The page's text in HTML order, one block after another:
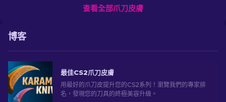
查看全部爪刀皮膚
博客
最佳CS2爪刀皮膚
用最好的爪刀皮提升您的CS2系列！瀏覽我們的專家排
名，發現您的刀具的終極美容升級。